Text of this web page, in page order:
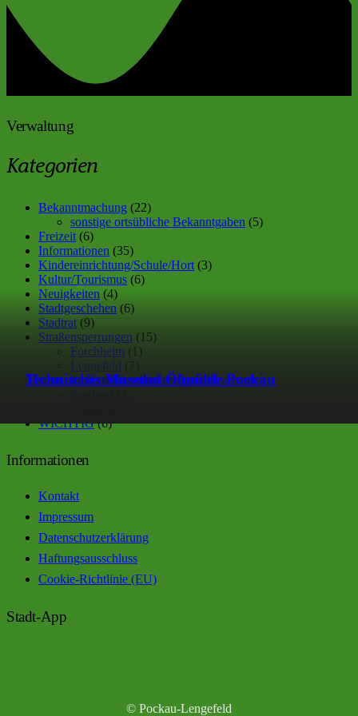
Museum Kalkwerk Lengefeld
Museum Kurfürstliche Amtsfischerei
Technisches Museum Ölmühle Pockau
Verwaltung
Kategorien
Bekanntmachung (22)
sonstige ortsübliche Bekanntgaben (5)
Freizeit (6)
Informationen (35)
Kindereinrichtung/Schule/Hort (3)
Kultur/Tourismus (6)
Neuigkeiten (4)
Stadtgeschehen (6)
Stadtrat (9)
Straßensperrungen (15)
Forchheim (1)
Lengefeld (7)
Pockau(2)
WICHTIG(6)
Informationen
Kontakt
Impressum
Datenschutzerklärung
Haftungsausschluss
Cookie-Richtlinie (EU)
Stadt-App
© Pockau-Lengefeld